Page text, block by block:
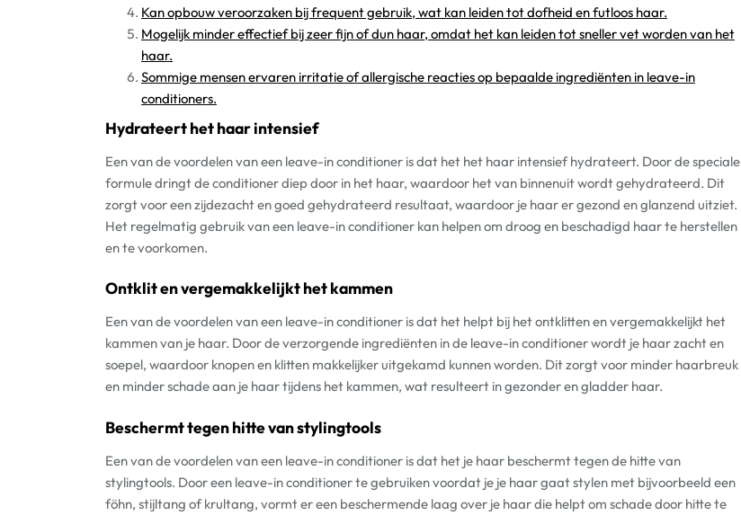
Kan opbouw veroorzaken bij frequent gebruik, wat kan leiden tot dofheid en futloos haar.
Mogelijk minder effectief bij zeer fijn of dun haar, omdat het kan leiden tot sneller vet worden van het
haar.
Sommige mensen ervaren irritatie of allergische reacties op bepaalde ingrediënten in leave-in
conditioners.
Hydrateert het haar intensief
Een van de voordelen van een leave-in conditioner is dat het het haar intensief hydrateert. Door de speciale
formule dringt de conditioner diep door in het haar, waardoor het van binnenuit wordt gehydrateerd. Dit
zorgt voor een zijdezacht en goed gehydrateerd resultaat, waardoor je haar er gezond en glanzend uitziet.
Het regelmatig gebruik van een leave-in conditioner kan helpen om droog en beschadigd haar te herstellen
en te voorkomen.
Ontklit en vergemakkelijkt het kammen
Een van de voordelen van een leave-in conditioner is dat het helpt bij het ontklitten en vergemakkelijkt het
kammen van je haar. Door de verzorgende ingrediënten in de leave-in conditioner wordt je haar zacht en
soepel, waardoor knopen en klitten makkelijker uitgekamd kunnen worden. Dit zorgt voor minder haarbreuk
en minder schade aan je haar tijdens het kammen, wat resulteert in gezonder en gladder haar.
Beschermt tegen hitte van stylingtools
Een van de voordelen van een leave-in conditioner is dat het je haar beschermt tegen de hitte van
stylingtools. Door een leave-in conditioner te gebruiken voordat je je haar gaat stylen met bijvoorbeeld een
föhn, stijltang of krultang, vormt er een beschermende laag over je haar die helpt om schade door hitte te